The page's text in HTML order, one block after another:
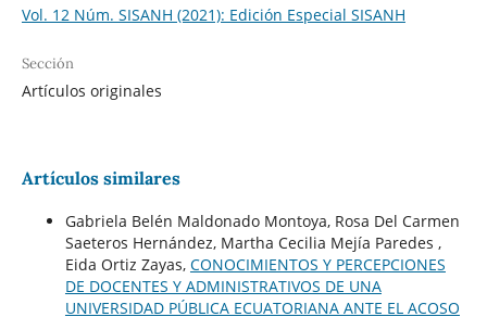
Vol. 12 Núm. SISANH (2021): Edición Especial SISANH
Sección
Artículos originales
Artículos similares
Gabriela Belén Maldonado Montoya, Rosa Del Carmen
Saeteros Hernández, Martha Cecilia Mejía Paredes ,
Eida Ortiz Zayas, CONOCIMIENTOS Y PERCEPCIONES
DE DOCENTES Y ADMINISTRATIVOS DE UNA
UNIVERSIDAD PÚBLICA ECUATORIANA ANTE EL ACOSO